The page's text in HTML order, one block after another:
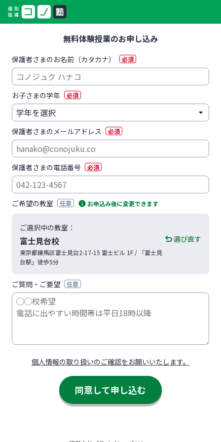
無料体験授業のお申し込み
保護者さまのお名前（カタカナ） 必須
お子さまの学年 必須
保護者さまのメールアドレス 必須
保護者さまの電話番号 必須
ご希望の教室 任意 お申込み後に変更できます
ご選択中の教室：
富士見台校
東京都練馬区富士見台2-17-15 富士ビル 1F / 「富士見
台駅」徒歩5分
選び直す
ご質問・ご要望 任意
個人情報の取り扱いのご確認をお願いいたします。
同意して申し込む